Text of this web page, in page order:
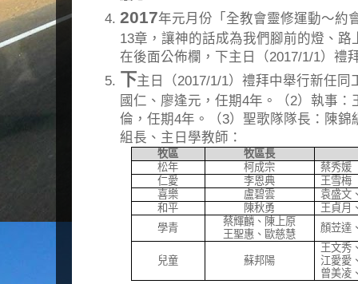
2017年元月份「全教會靈修運動～約
13章，讓神的話成為我們腳前的燈、
在後面公佈欄，下主日（2017/1/1）禮
下主日（2017/1/1）禮拜中舉行新任
國仁、廖逢元，任期4年。（2）執事
倫，任期4年。（3）聖歌隊隊長：陳錦
組長、主日學教師：
牧區
牧區長
松年
柯成宗
蔡秀媛
仁愛
李恩典
王雪梅
喜樂
盧碧雲
袁盛文
和平
陳秋勇
王貞月
學青
蔡輝麟、陳上原
王聖惠、歐慈慧
顏苙達
兒童 蘇邦陽
王文秀
江愛愛
曾美凌